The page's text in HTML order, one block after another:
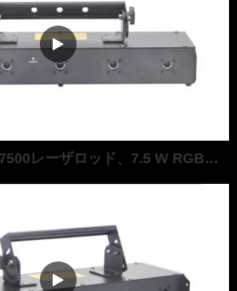
LAYU P 05 RGB 7500レーザロッド、7.5 W RGBパワー